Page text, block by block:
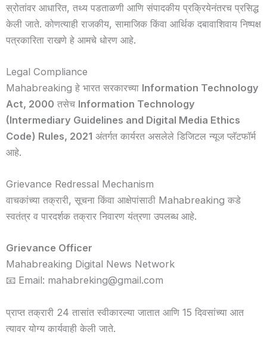
स्रोतांवर आधारित, तथ्य पडताळणी आणि संपादकीय प्रक्रियेनंतरच प्रसिद्ध
केली जाते. कोणत्याही राजकीय, सामाजिक किंवा आर्थिक दबावाशिवाय निष्पक्ष
पत्रकारिता राखणे हे आमचे धोरण आहे.
Legal Compliance
Mahabreaking हे भारत सरकारच्या Information Technology
Act, 2000 तसेच Information Technology
(Intermediary Guidelines and Digital Media Ethics
Code) Rules, 2021 अंतर्गत कार्यरत असलेले डिजिटल न्यूज प्लॅटफॉर्म
आहे.
Grievance Redressal Mechanism
वाचकांच्या तक्रारी, सूचना किंवा आक्षेपांसाठी Mahabreaking कडे
स्वतंत्र व पारदर्शक तक्रार निवारण यंत्रणा उपलब्ध आहे.
Grievance Officer
Mahabreaking Digital News Network
📧 Email: mahabreking@gmail.com
प्राप्त तक्रारी 24 तासांत स्वीकारल्या जातात आणि 15 दिवसांच्या आत
त्यावर योग्य कार्यवाही केली जाते.